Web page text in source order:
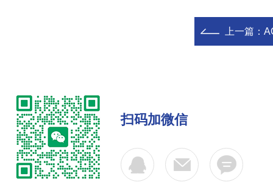
上一篇：
扫码加微信